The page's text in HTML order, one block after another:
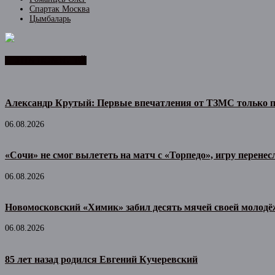
Спартак Москва
Цымбаларь
Александр Крутый: Первые впечатления от ТЗМС только
06.08.2026
«Сочи» не смог вылететь на матч с «Торпедо», игру
06.08.2026
Новомосковский «Химик» забил десять мячей своей
06.08.2026
85 лет назад родился Евгений Кучеревский